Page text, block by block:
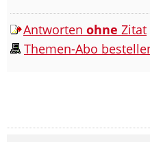
Antworten ohne Zitat
Themen-Abo